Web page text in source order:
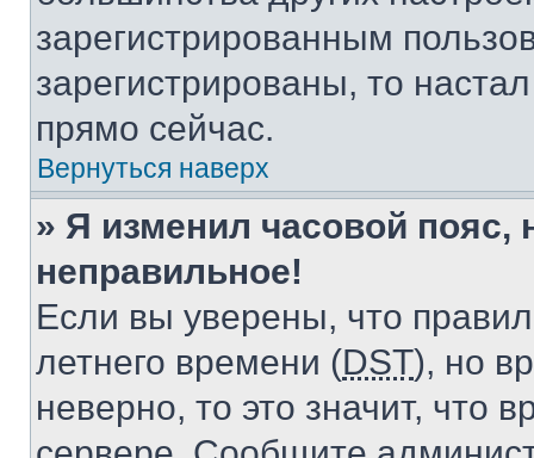
зарегистрированным
зарегистрированы, то
прямо сейчас.
Вернуться наверх
» Я изменил часовой пояс,
неправильное!
Если вы уверены, что
летнего времени (DST), но
неверно, то это значит, что